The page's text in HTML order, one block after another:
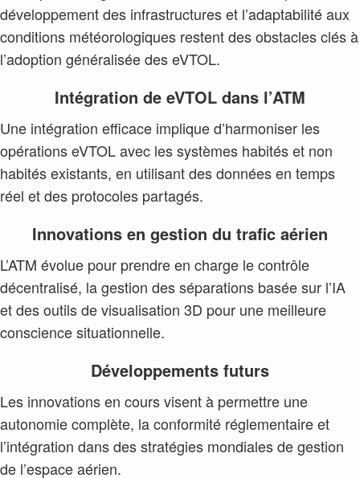
développement des infrastructures et l’adaptabilité aux
conditions météorologiques restent des obstacles clés à
l’adoption généralisée des eVTOL.
Intégration de eVTOL dans l’ATM
Une intégration efficace implique d’harmoniser les
opérations eVTOL avec les systèmes habités et non
habités existants, en utilisant des données en temps
réel et des protocoles partagés.
Innovations en gestion du trafic aérien
L’ATM évolue pour prendre en charge le contrôle
décentralisé, la gestion des séparations basée sur l’IA
et des outils de visualisation 3D pour une meilleure
conscience situationnelle.
Développements futurs
Les innovations en cours visent à permettre une
autonomie complète, la conformité réglementaire et
l’intégration dans des stratégies mondiales de gestion
de l’espace aérien.